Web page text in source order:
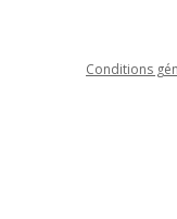
Conditions